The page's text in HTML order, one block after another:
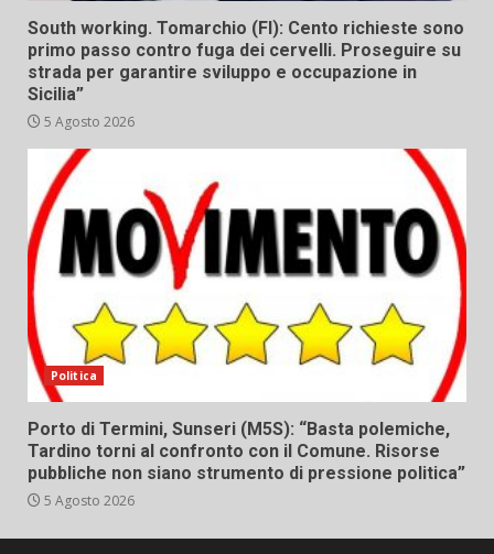
South working. Tomarchio (FI): Cento richieste sono
primo passo contro fuga dei cervelli. Proseguire su
strada per garantire sviluppo e occupazione in
Sicilia”
5 Agosto 2026
Politica
Porto di Termini, Sunseri (M5S): “Basta polemiche,
Tardino torni al confronto con il Comune. Risorse
pubbliche non siano strumento di pressione politica”
5 Agosto 2026